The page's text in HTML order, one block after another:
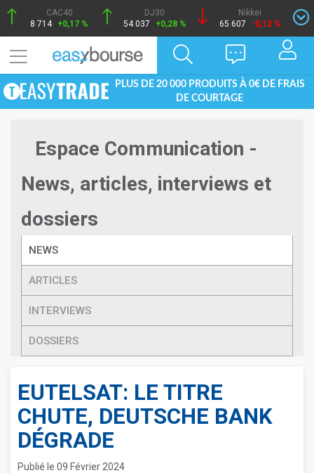
CAC40
8 714 +0,17 %
DJ30
54 037
+0,28 %
Nikkei
65 607
-0,12 %
PLUS DE 20 000 PRODUITS À 0€ DE FRAIS
DE COURTAGE
Espace Communication -
News, articles, interviews et
dossiers
NEWS
ARTICLES
INTERVIEWS
DOSSIERS
EUTELSAT: LE TITRE
CHUTE, DEUTSCHE BANK
DÉGRADE
Publié le 09 Février 2024